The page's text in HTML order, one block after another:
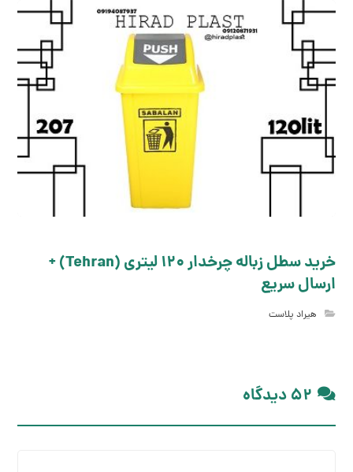
خرید سطل زباله چرخدار 120 لیتری (Tehran) +
ارسال سریع
هیراد پلاست
۵۲ دیدگاه